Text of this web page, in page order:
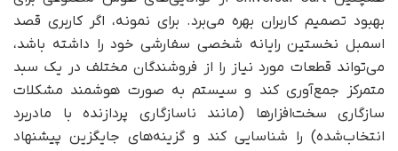
بهبود تصمیم کاربران بهره می‌برد. برای نمونه، اگر کاربری قصد
اسمبل نخستین رایانه شخصی سفارشی خود را داشته باشد،
می‌تواند قطعات مورد نیاز را از فروشندگان مختلف در یک سبد
متمرکز جمع‌آوری کند و سیستم به‌ صورت هوشمند مشکلات
سازگاری سخت‌افزارها (مانند ناسازگاری پردازنده با مادربرد
انتخاب‌شده) را شناسایی کند و گزینه‌های جایگزین پیشنهاد